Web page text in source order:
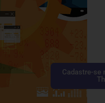
Cadastre-se